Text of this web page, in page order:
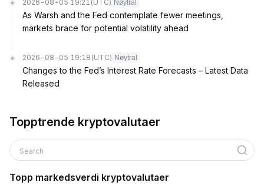
2026-08-05 19:21 (UTC) Nøytral
As Warsh and the Fed contemplate fewer meetings,
markets brace for potential volatility ahead
2026-08-05 19:18 (UTC) Nøytral
Changes to the Fed’s Interest Rate Forecasts – Latest Data
Released
Topptrende kryptovalutaer
Search
Topp markedsverdi kryptovalutaer